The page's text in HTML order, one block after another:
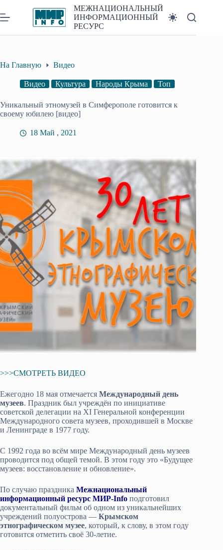
к
сути
МЕЖНАЦИОНАЛЬНЫЙ
ИНФОРМАЦИОННЫЙ
РЕСУРС
На Главную Видео
Видео Культура Народы Крыма Топ
Уникальный этномузей в Симферополе готовится к
своему юбилею [видео]
18 Май , 2021
>>>СМОТРЕТЬ ВИДЕО
Ежегодно 18 мая отмечается Международный день
музеев. Праздник был учреждён по инициативе
советской делегации на XI Генеральной конференции
Международного совета музеев, проходившей в Москве
и Ленинграде в 1977 году.
С 1992 года во всём мире Международный день музеев
проводится под общей темой. В этом году это «Будущее
музеев: восстановление и обновление».
По случаю праздника Межнациональный
информационный ресурс МИР-Info подготовил
документальный фильм об одном из уникальнейших
учреждений полуострова — Крымском
этнографическом музее, который, к слову, в этом году
готовится отметить своё 30-летие.